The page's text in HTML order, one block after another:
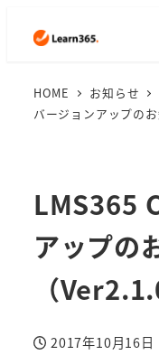
HOME お知らせ
バージョンアップの
LMS365
アップの
（
2017年10月16日